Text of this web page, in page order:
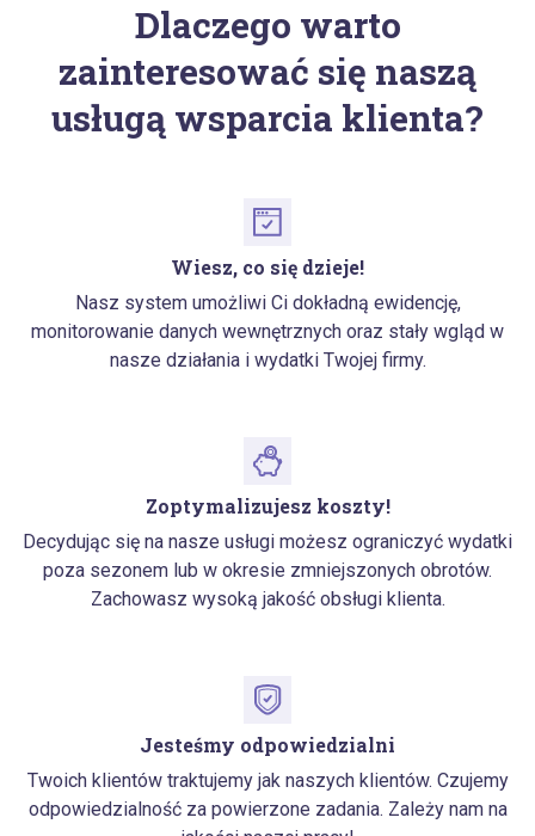
Dlaczego warto
zainteresować się naszą
usługą wsparcia klienta?
Wiesz, co się dzieje!
Nasz system umożliwi Ci dokładną ewidencję,
monitorowanie danych wewnętrznych oraz stały wgląd w
nasze działania i wydatki Twojej firmy.
Zoptymalizujesz koszty!
Decydując się na nasze usługi możesz ograniczyć wydatki
poza sezonem lub w okresie zmniejszonych obrotów.
Zachowasz wysoką jakość obsługi klienta.
Jesteśmy odpowiedzialni
Twoich klientów traktujemy jak naszych klientów. Czujemy
odpowiedzialność za powierzone zadania. Zależy nam na